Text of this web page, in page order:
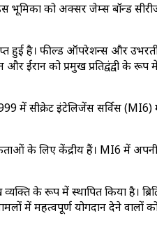
भूमिका को अक्सर जेम्स बॉन्ड
हुई है। फील्ड ऑपरेशन्स और
ईरान को प्रमुख प्रतिद्वंद्वी के रूप
में सीक्रेट इंटेलिजेंस सर्विस
के लिए केंद्रीय हैं। MI6 में
के रूप में स्थापित किया है।
में महत्वपूर्ण योगदान देने वालों को